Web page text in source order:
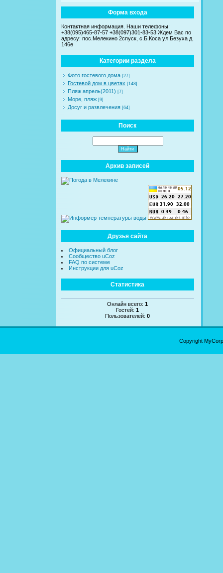
Форма входа
Контактная информация. Наши телефоны:
+38(095)465-87-57 +38(097)301-83-53 Ждем Вас по
адресу: пос.Мелекино 2спуск, c.Б.Коса ул.Безуха д.
146е
Категории раздела
Фото гостевого дома [27]
Гостевой дом в цветах [148]
Пляж апрель(2011) [7]
Море, пляж [9]
Досуг и развлечения [64]
Поиск
Архив записей
Друзья сайта
Официальный блог
Сообщество uCoz
FAQ по системе
Инструкции для uCoz
Статистика
Онлайн всего:1
Гостей:1
Пользователей:0
Copyright